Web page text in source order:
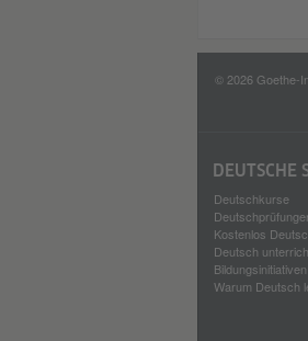
© 2026 Goethe-
DEUTSCHE
Deutschkurse
Kostenlos
Deutsch
Bildungsinitiativen
Warum Deutsch